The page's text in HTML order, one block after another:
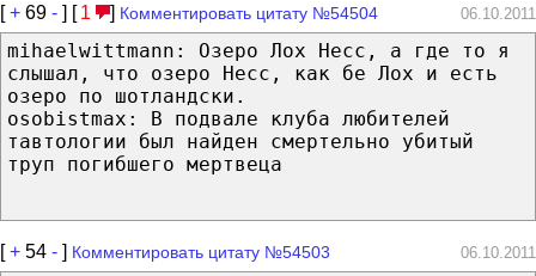
[+ 69 - ] [ 1 ] Комментировать цитату №54504 06.10.2011
mihaelwittmann: Озеро Лох Несс, а где то я
слышал, что озеро Несс, как бе Лох и есть
озеро по шотландски.
osobistmax: В подвале клуба любителей
тавтологии был найден смертельно убитый
труп погибшего мертвеца
[+ 54 - ] Комментировать цитату №54503 06.10.2011